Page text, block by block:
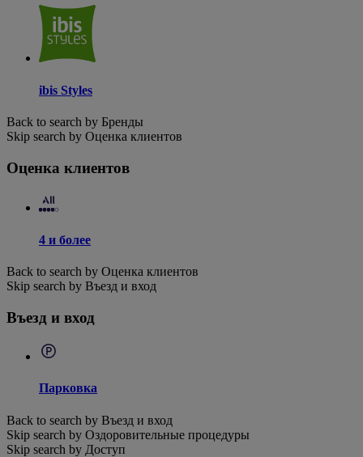
ibis Styles
Back to search by Бренды
Skip search by Оценка клиентов
Оценка клиентов
4 и более
Back to search by Оценка клиентов
Skip search by Въезд и вход
Въезд и вход
Парковка
Back to search by Въезд и вход
Skip search by Оздоровительные процедуры
Skip search by Доступ